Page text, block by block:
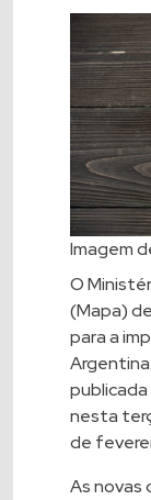
Imagem
O
(Mapa)
para a
publicada
nesta
de
As novas